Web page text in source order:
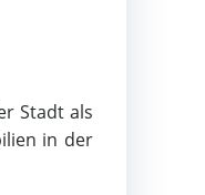
Stadt als
in der